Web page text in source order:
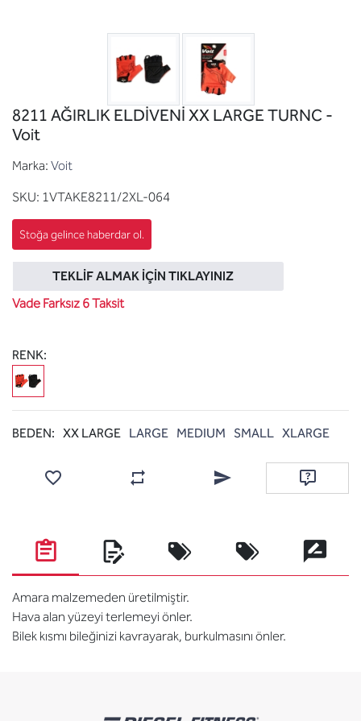
8211 AĞIRLIK ELDİVENİ XX LARGE TURNC -
Voit
Marka: Voit
SKU: 1VTAKE8211/2XL-064
TEKLIF ALMAK İÇIN TIKLAYINIZ
Vade Farksız 6 Taksit
RENK:
BEDEN: XX LARGE LARGE MEDIUM SMALL XLARGE
Karşılaştırma listesine ekleArkadaşına e-posta ile
Soru sor
Amara malzemeden üretilmiştir.
Hava alan yüzeyi terlemeyi önler.
Bilek kısmı bileğinizi kavrayarak, burkulmasını önler.